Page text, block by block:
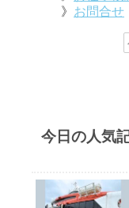
》 お問合せ
今日の人気